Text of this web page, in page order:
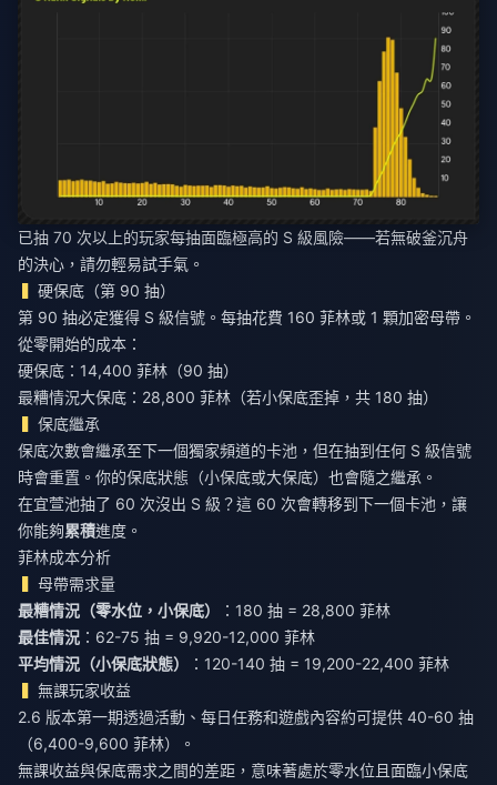
已抽 70 次以上的玩家每抽面臨極高的 S 級風險——若無破釜沉舟
的決心，請勿輕易試手氣。
硬保底（第 90 抽）
第 90 抽必定獲得 S 級信號。每抽花費 160 菲林或 1 顆加密母帶。
從零開始的成本：
硬保底：14,400 菲林（90 抽）
最糟情況大保底：28,800 菲林（若小保底歪掉，共 180 抽）
保底繼承
保底次數會繼承至下一個獨家頻道的卡池，但在抽到任何 S 級信號
時會重置。你的保底狀態（小保底或大保底）也會隨之繼承。
在宜萱池抽了 60 次沒出 S 級？這 60 次會轉移到下一個卡池，讓
你能夠累積進度。
菲林成本分析
母帶需求量
最糟情況（零水位，小保底）
：180 抽 = 28,800 菲林
最佳情況 ：62-75 抽 = 9,920-12,000 菲林
平均情況（小保底狀態）
：120-140 抽 = 19,200-22,400 菲林
無課玩家收益
2.6 版本第一期透過活動、每日任務和遊戲內容約可提供 40-60 抽
（6,400-9,600 菲林）。
無課收益與保底需求之間的差距，意味著處於零水位且面臨小保底